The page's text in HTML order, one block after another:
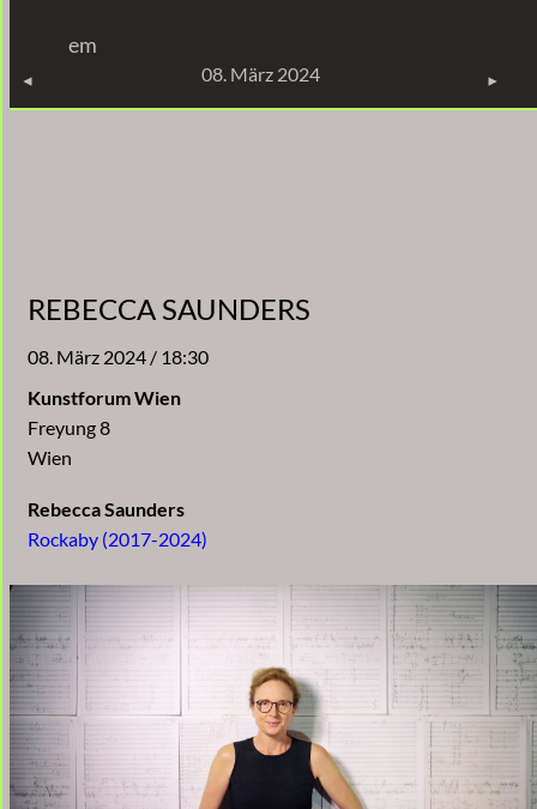
springen
em
08. März 2024
REBECCA SAUNDERS
08. März 2024 / 18:30
Kunstforum Wien
Freyung 8
Wien
Rebecca Saunders
Rockaby (2017-2024)